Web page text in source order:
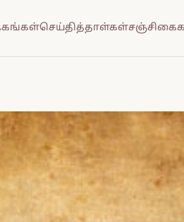
செய்தித்தாள்கள்